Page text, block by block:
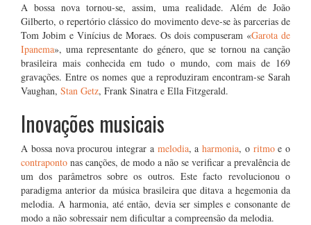
A bossa nova tornou-se, assim, uma realidade. Além de João
Gilberto, o repertório clássico do movimento deve-se às parcerias de
Tom Jobim e Vinícius de Moraes. Os dois compuseram «Garota de
Ipanema», uma representante do género, que se tornou na canção
brasileira mais conhecida em tudo o mundo, com mais de 169
gravações. Entre os nomes que a reproduziram encontram-se Sarah
Vaughan, Stan Getz, Frank Sinatra e Ella Fitzgerald.
Inovações musicais
A bossa nova procurou integrar a melodia, a harmonia, o ritmoe o
contraponto nas canções, de modo a não se verificar a prevalência de
um dos parâmetros sobre os outros. Este facto revolucionou o
paradigma anterior da música brasileira que ditava a hegemonia da
melodia. A harmonia, até então, devia ser simples e consonante de
modo a não sobressair nem dificultar a compreensão da melodia.